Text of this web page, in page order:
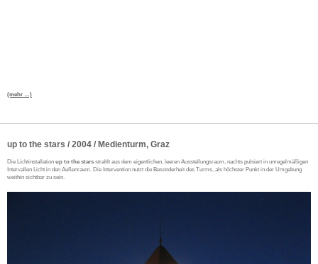
(mehr …)
up to the stars / 2004 / Medienturm, Graz
Die Lichtinstallation up to the stars strahlt aus dem eigentlichen, leeren Ausstellungsraum, nachts pulsiert in unregelmäßigen
Intervallen Licht in den Außenraum. Die Intervention nutzt die Besonderheit des Turms, als höchster Punkt in der Umgebung
weithin sichtbar zu sein.